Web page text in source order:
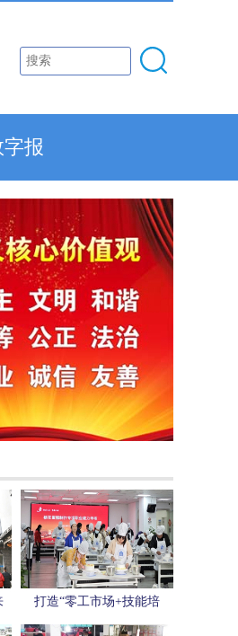
报
打造“零工市场+技能培
训”模式 托起群众增收致富